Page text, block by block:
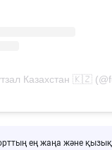
ең жаңа және